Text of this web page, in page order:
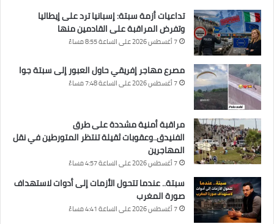
تداعيات أزمة سبتة: إسبانيا ترد على إيطاليا
وتفرض المراقبة على القادمين منها
7 أغسطس 2026 على الساعة 8:55 مساءً
مصرع مهاجر إفريقي حاول العبور إلى سبتة جوا
7 أغسطس 2026 على الساعة 7:48 مساءً
مراقبة أمنية مشددة على طرق
الفنيدق..وعقوبات ثقيلة تنتظر المتورطين في نقل
المهاجرين
7 أغسطس 2026 على الساعة 4:57 مساءً
سبتة.. عندما تتحول الأزمات إلى أدوات لاستهداف
صورة المغرب
7 أغسطس 2026 على الساعة 4:41 مساءً